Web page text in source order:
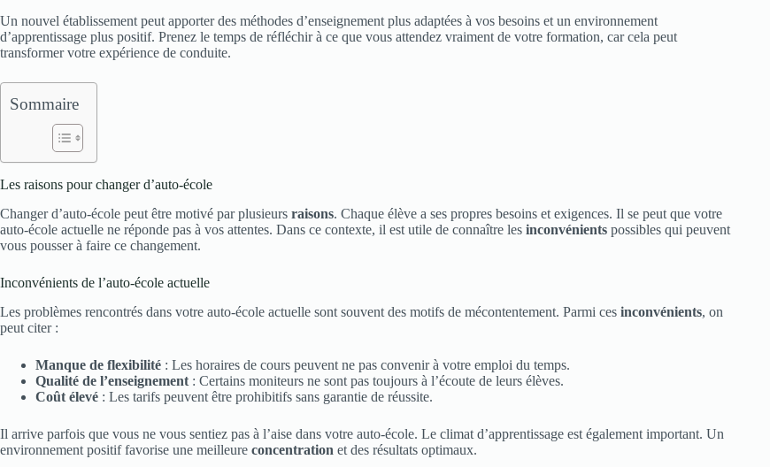
Un nouvel établissement peut apporter des méthodes d’enseignement plus adaptées à vos besoins et un environnement
d’apprentissage plus positif. Prenez le temps de réfléchir à ce que vous attendez vraiment de votre formation, car cela peut
transformer votre expérience de conduite.
Sommaire
Les raisons pour changer d’auto-école
Changer d’auto-école peut être motivé par plusieurs raisons. Chaque élève a ses propres besoins et exigences. Il se peut que votre
auto-école actuelle ne réponde pas à vos attentes. Dans ce contexte, il est utile de connaître les inconvénients possibles qui peuvent
vous pousser à faire ce changement.
Inconvénients de l’auto-école actuelle
Les problèmes rencontrés dans votre auto-école actuelle sont souvent des motifs de mécontentement. Parmi ces inconvénients, on
peut citer :
Manque de flexibilité : Les horaires de cours peuvent ne pas convenir à votre emploi du temps.
Qualité de l’enseignement : Certains moniteurs ne sont pas toujours à l’écoute de leurs élèves.
Coût élevé : Les tarifs peuvent être prohibitifs sans garantie de réussite.
Il arrive parfois que vous ne vous sentiez pas à l’aise dans votre auto-école. Le climat d’apprentissage est également important. Un
environnement positif favorise une meilleure concentration et des résultats optimaux.